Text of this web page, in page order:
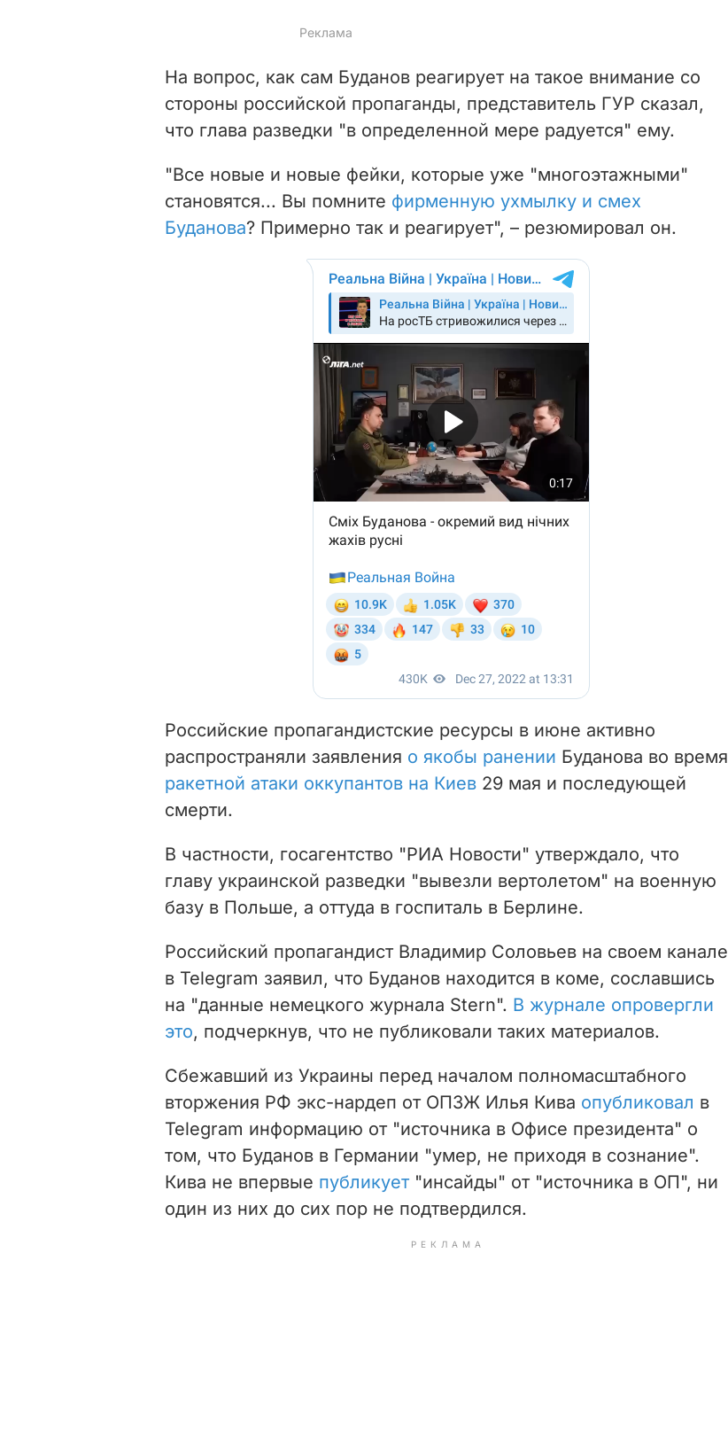
На вопрос, как сам Буданов реагирует на такое внимание со
стороны российской пропаганды, представитель ГУР сказал,
что глава разведки "в определенной мере радуется" ему.
"Все новые и новые фейки, которые уже "многоэтажными"
становятся... Вы помните фирменную ухмылку и смех
Буданова? Примерно так и реагирует", – резюмировал он.
Российские пропагандистские ресурсы в июне активно
распространяли заявления о якобы ранении Буданова во время
ракетной атаки оккупантов на Киев 29 мая и последующей
смерти.
В частности, госагентство "РИА Новости" утверждало, что
главу украинской разведки "вывезли вертолетом" на военную
базу в Польше, а оттуда в госпиталь в Берлине.
Российский пропагандист Владимир Соловьев на своем канале
в Telegram заявил, что Буданов находится в коме, сославшись
на "данные немецкого журнала Stern". В журнале опровергли
это, подчеркнув, что не публиковали таких материалов.
Сбежавший из Украины перед началом полномасштабного
вторжения РФ экс-нардеп от ОПЗЖ Илья Кива опубликовал в
Telegram информацию от "источника в Офисе президента" о
том, что Буданов в Германии "умер, не приходя в сознание".
Кива не впервые публикует"инсайды" от "источника в ОП", ни
один из них до сих пор не подтвердился.
РЕКЛАМА